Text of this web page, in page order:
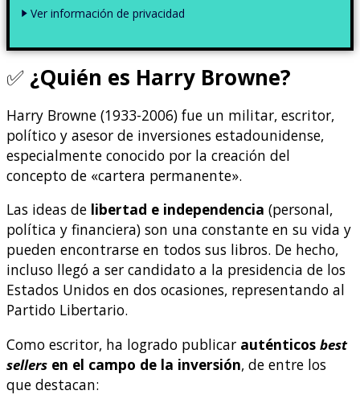
Ver información de privacidad
✅ ¿Quién es Harry Browne?
Harry Browne (1933-2006) fue un militar, escritor,
político y asesor de inversiones estadounidense,
especialmente conocido por la creación del
concepto de «cartera permanente».
Las ideas de libertad e independencia (personal,
política y financiera) son una constante en su vida y
pueden encontrarse en todos sus libros. De hecho,
incluso llegó a ser candidato a la presidencia de los
Estados Unidos en dos ocasiones, representando al
Partido Libertario.
Como escritor, ha logrado publicar auténticos best
sellers en el campo de la inversión, de entre los
que destacan: